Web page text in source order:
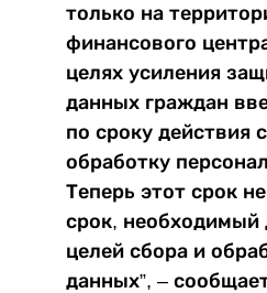
только на
финансового
целях усиления
данных граждан
по сроку действия
обработку
Теперь этот срок
срок, необходимый
целей сбора и
данных”, –